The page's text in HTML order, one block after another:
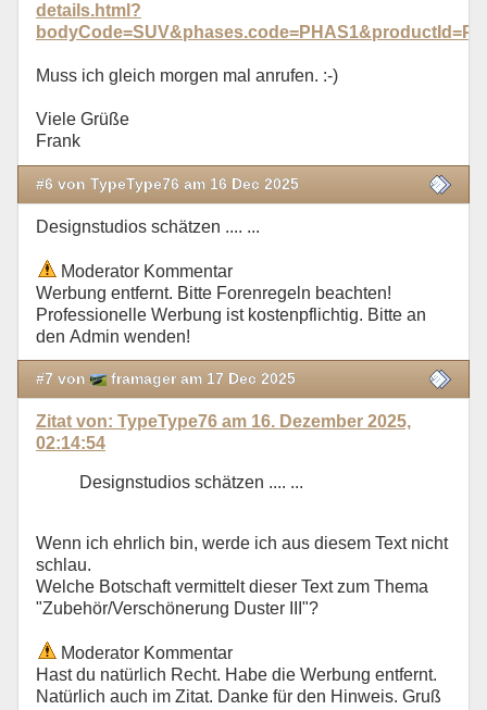
details.html?
Muss ich gleich morgen mal anrufen. :-)
Viele Grüße
Frank
#6 von TypeType76 am 16 Dec 2025
Designstudios schätzen .... ...
Moderator Kommentar
Werbung entfernt. Bitte Forenregeln beachten!
Professionelle Werbung ist kostenpflichtig. Bitte an
den Admin wenden!
#7 von framager am 17 Dec 2025
Zitat von: TypeType76 am 16. Dezember 2025,
02:14:54
Designstudios schätzen .... ...
Wenn ich ehrlich bin, werde ich aus diesem Text nicht
schlau.
Welche Botschaft vermittelt dieser Text zum Thema
"Zubehör/Verschönerung Duster III"?
Moderator Kommentar
Hast du natürlich Recht. Habe die Werbung entfernt.
Natürlich auch im Zitat. Danke für den Hinweis. Gruß